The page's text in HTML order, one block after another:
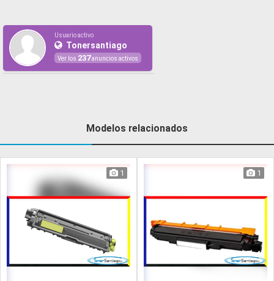
Usuario activo
Tonersantiago
Ver los 237anuncios activos
Modelos relacionados
1 1